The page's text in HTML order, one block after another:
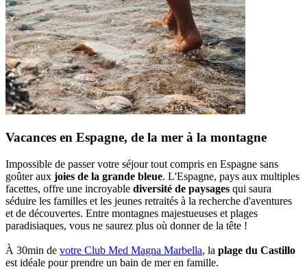
Vacances en Espagne, de la mer à la montagne
Impossible de passer votre séjour tout compris en Espagne sans
goûter aux joies de la grande bleue. L'Espagne, pays aux multiples
facettes, offre une incroyable diversité de paysages qui saura
séduire les familles et les jeunes retraités à la recherche d'aventures
et de découvertes. Entre montagnes majestueuses et plages
paradisiaques, vous ne saurez plus où donner de la tête !
À 30min de votre Club Med Magna Marbella, la plage du Castillo
est idéale pour prendre un bain de mer en famille.